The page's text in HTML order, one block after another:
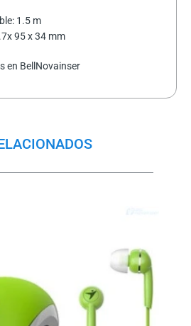
1.5 m
95 x 34 mm
en BellNovainser